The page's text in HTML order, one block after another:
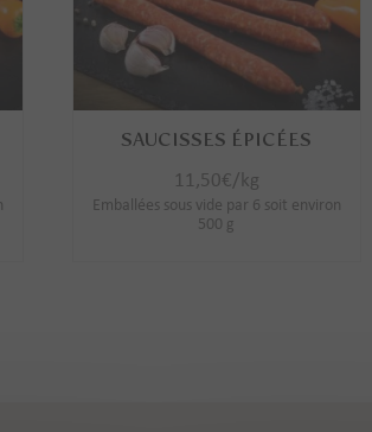
SAUCISSES ÉPICÉES
11,50€/kg
Emballées sous vide par 6 soit environ
500 g